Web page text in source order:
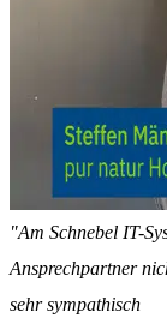
"Am Schnebel IT-
Ansprechpartner
sehr sympathisch